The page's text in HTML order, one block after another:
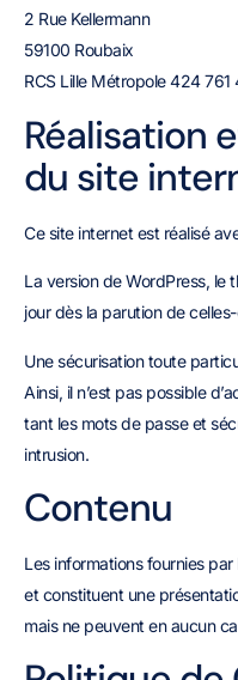
2 Rue Kellermann
59100 Roubaix
RCS Lille Métropole 424
Réalisation
du site
Ce site internet est réalisé
La version de WordPress, le
jour dès la parution de
Une sécurisation toute
Ainsi, il n’est pas possible
tant les mots de passe et
intrusion.
Contenu
Les informations fournies par
et constituent une
mais ne peuvent en aucun